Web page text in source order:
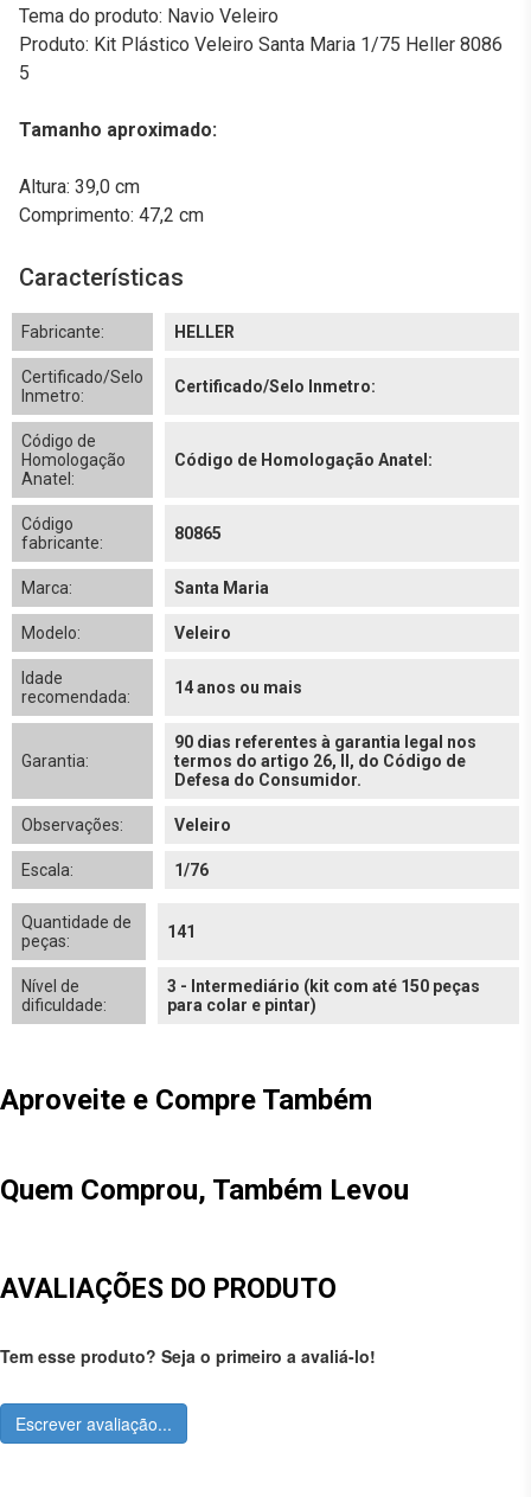
Tema do produto: Navio Veleiro
Produto: Kit Plástico Veleiro Santa Maria 1/75 Heller 8086
5
Tamanho aproximado:
Altura: 39,0 cm
Comprimento: 47,2 cm
Características
Fabricante: HELLER
Certificado/Selo
Inmetro:
Certificado/Selo Inmetro:
Código de
Homologação
Anatel:
Código de Homologação Anatel:
Código
fabricante:
80865
Marca: Santa Maria
Modelo: Veleiro
Idade
recomendada:
14 anos ou mais
Garantia:
90 dias referentes à garantia legal nos
termos do artigo 26, II, do Código de
Defesa do Consumidor.
Observações: Veleiro
Escala: 1/76
Quantidade de
peças:
141
Nível de
dificuldade:
3 - Intermediário (kit com até 150 peças
para colar e pintar)
Aproveite e Compre Também
Quem Comprou, Também Levou
AVALIAÇÕES DO PRODUTO
Tem esse produto? Seja o primeiro a avaliá-lo!
Escrever avaliação...